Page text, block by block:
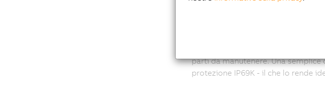
Le navette ACOPOS 6D fluttuano
parti da manutenere. Una semplice
protezione IP69K - il che lo rende